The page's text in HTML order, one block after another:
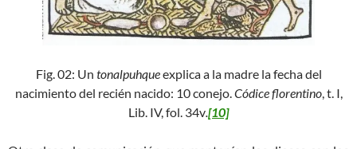
Fig. 02: Un tonalpuhqueexplica a la madre la fecha del
nacimiento del recién nacido: 10 conejo.Códice florentino, t. I,
Lib. IV, fol. 34v.[10]